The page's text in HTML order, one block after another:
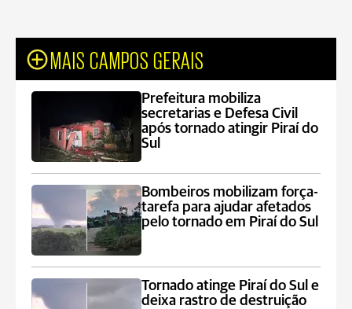
MAIS CAMPOS GERAIS
Prefeitura mobiliza
secretarias e Defesa Civil
após tornado atingir Piraí do
Sul
Bombeiros mobilizam força-
tarefa para ajudar afetados
pelo tornado em Piraí do Sul
Tornado atinge Piraí do Sul e
deixa rastro de destruição